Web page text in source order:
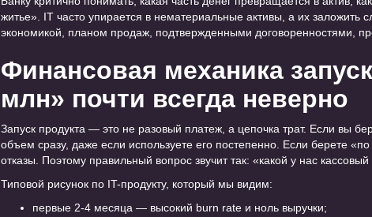
житье». IT часто упирается в нематериальные активы, а их заложить
экономикой, планом продаж, подтвержденными договоренностями,
Финансовая механика
млн» почти всегда неверно
Запуск продукта — это не разовый платеж, а цепочка трат. Если вы
объем сразу, даже если используете его постепенно. Если берете
отказы. Поэтому правильный вопрос звучит так: «какой у нас
Типовой рисунок по IT-продукту, который мы видим:
первые 2-4 месяца — высокий burn rate и ноль выручки;